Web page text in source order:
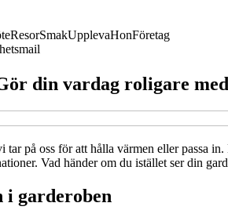
ResorSmakUpplevaHonFöretag
din vardag roligare
tar på oss för att hålla värmen eller passa
Vad händer om du istället ser din
i garderoben